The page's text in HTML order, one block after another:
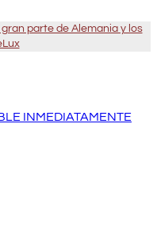
parte de Alemania y los
INMEDIATAMENTE